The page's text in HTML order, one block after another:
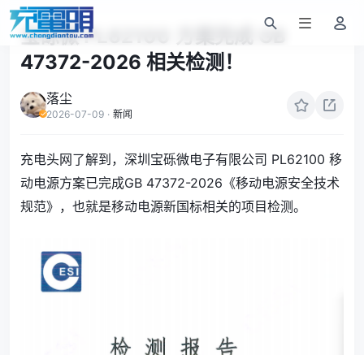
宝砾微 PL62100 方案完成 GB
47372-2026 相关检测！
落尘
2026-07-09 · 新闻
充电头网了解到，深圳宝砾微电子有限公司 PL62100 移
动电源方案已完成GB 47372-2026《移动电源安全技术
规范》，也就是移动电源新国标相关的项目检测。